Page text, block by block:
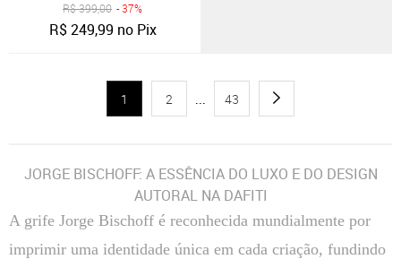
R$399,00 - 37%
R$249,99 no Pix
1 2 ... 43
JORGE BISCHOFF: A ESSÊNCIA DO LUXO E DO DESIGN
AUTORAL NA DAFITI
A grife Jorge Bischoff é reconhecida mundialmente por
imprimir uma identidade única em cada criação, fundindo